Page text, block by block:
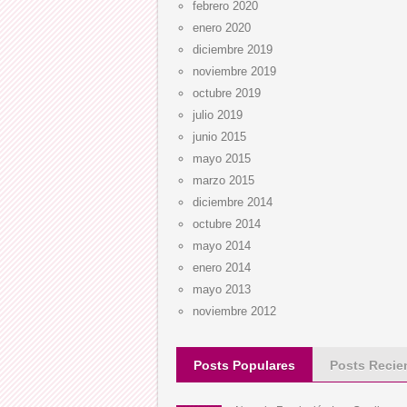
febrero 2020
enero 2020
diciembre 2019
noviembre 2019
octubre 2019
julio 2019
junio 2015
mayo 2015
marzo 2015
diciembre 2014
octubre 2014
mayo 2014
enero 2014
mayo 2013
noviembre 2012
Posts Populares Posts